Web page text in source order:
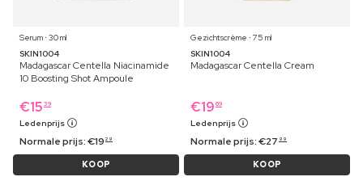
Serum ⋅ 30 ml
SKIN1004
Madagascar Centella Niacinamide
10 Boosting Shot Ampoule
€15 39
Ledenprijs
Normale prijs:€19 29
KOOP
Gezichtscrème ⋅ 75 ml
SKIN1004
Madagascar Centella Cream
€19 69
Ledenprijs
Normale prijs:€27 99
KOOP